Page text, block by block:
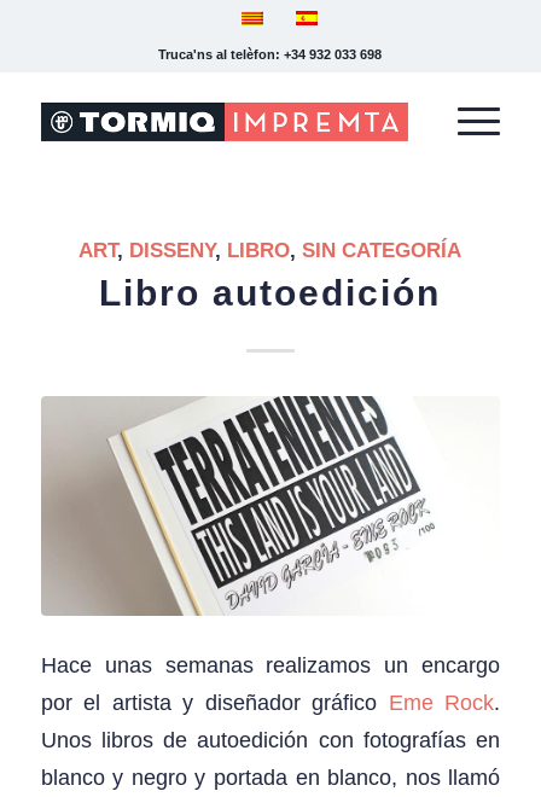
Truca'ns al telèfon: +34 932 033 698
ART, DISSENY, LIBRO,SIN CATEGORÍA
Libro autoedición
Hace unas semanas realizamos un encargo
por el artista y diseñador gráfico Eme Rock.
Unos libros de autoedición con fotografías en
blanco y negro y portada en blanco, nos llamó